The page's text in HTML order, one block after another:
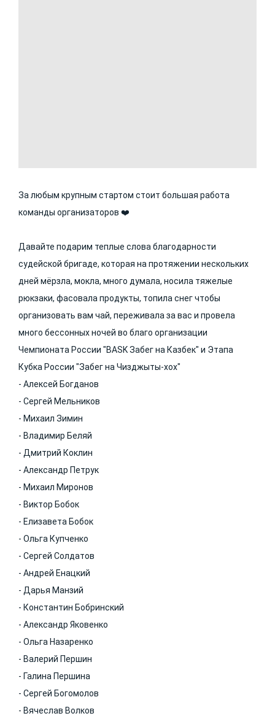
За любым крупным стартом стоит большая работа
команды организаторов ❤️
Давайте подарим теплые слова благодарности
судейской бригаде, которая на протяжении нескольких
дней мёрзла, мокла, много думала, носила тяжелые
рюкзаки, фасовала продукты, топила снег чтобы
организовать вам чай, переживала за вас и провела
много бессонных ночей во благо организации
Чемпионата России "BASK Забег на Казбек" и Этапа
Кубка России "Забег на Чизджыты-хох"
- Алексей Богданов
- Сергей Мельников
- Михаил Зимин
- Владимир Беляй
- Дмитрий Коклин
- Александр Петрук
- Михаил Миронов
- Виктор Бобок
- Елизавета Бобок
- Ольга Купченко
- Сергей Солдатов
- Андрей Енацкий
- Дарья Манзий
- Константин Бобринский
- Александр Яковенко
- Ольга Назаренко
- Валерий Першин
- Галина Першина
- Сергей Богомолов
- Вячеслав Волков